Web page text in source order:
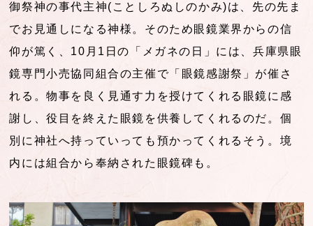
御祭神の事代主神(ことしろぬしのかみ)は、先の先ま
でお見通しになる神様。そのため眼鏡業界からの信
仰が篤く、10月1日の「メガネの日」には、兵庫県眼
鏡専門小売協同組合の主催で「眼鏡感謝祭」が催さ
れる。物事を良く見通す力を授けてくれる眼鏡に感
謝し、役目を終えた眼鏡を供養してくれるのだ。個
別に神社へ持っていっても預かってくれるそう。境
内には組合から奉納された眼鏡碑も。